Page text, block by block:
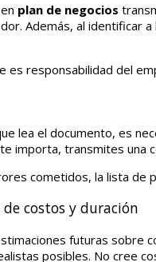
plan de negocios
Además, al identificar
es responsabilidad del
lea el documento, es
importa, transmites una
cometidos, la lista de
costos y duración
futuras sobre
posibles. No cree